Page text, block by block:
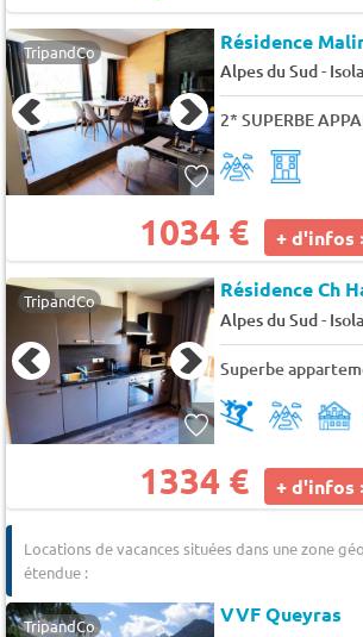
TripandCo Résidence
Alpes du Sud-
1034 € + d'infos
TripandCo Résidence Ch
Alpes du Sud-
1334 € + d'infos
Locations de vacances situées dans une zone
étendue :
TripandCo VVF Queyras